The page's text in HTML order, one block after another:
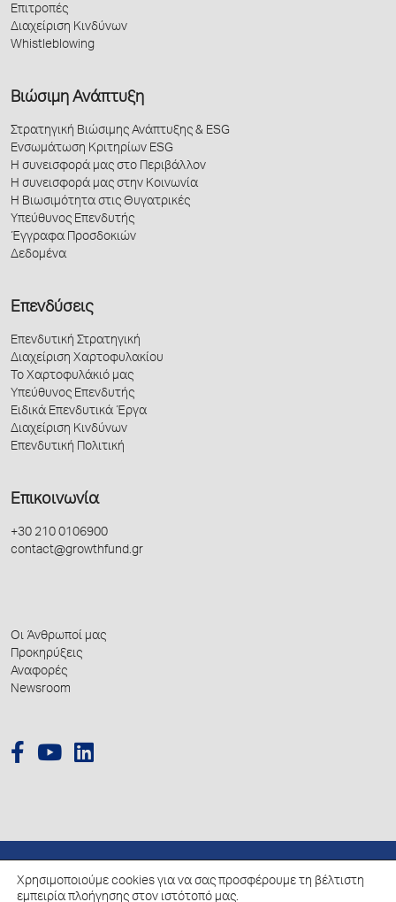
Επιτροπές
Διαχείριση Κινδύνων
Whistleblowing
Βιώσιμη Ανάπτυξη
Στρατηγική Βιώσιμης Ανάπτυξης & ESG
Ενσωμάτωση Κριτηρίων ESG
Η συνεισφορά μας στο Περιβάλλον
Η συνεισφορά μας στην Κοινωνία
Η Βιωσιμότητα στις Θυγατρικές
Υπεύθυνος Επενδυτής
Έγγραφα Προσδοκιών
Δεδομένα
Επενδύσεις
Επενδυτική Στρατηγική
Διαχείριση Χαρτοφυλακίου
Το Χαρτοφυλάκιό μας
Υπεύθυνος Επενδυτής
Ειδικά Επενδυτικά Έργα
Διαχείριση Κινδύνων
Επενδυτική Πολιτική
Επικοινωνία
+30 210 0106900
contact@growthfund.gr
Οι Άνθρωποί μας
Προκηρύξεις
Αναφορές
Newsroom
© 2026 Hellenic Growth Fund.
Χρησιμοποιούμε cookies για να σας προσφέρουμε τη βέλτιστη
εμπειρία πλοήγησης στον ιστότοπό μας.